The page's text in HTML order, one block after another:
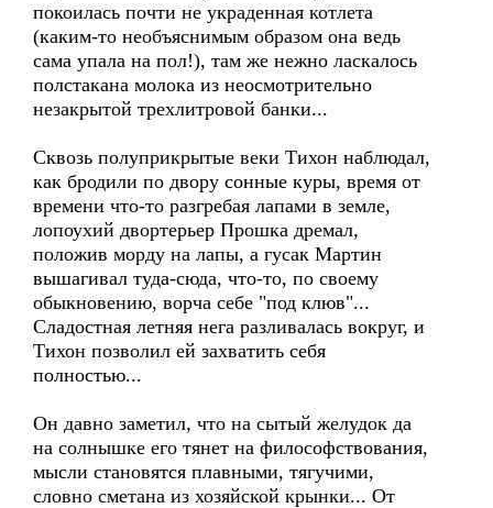
покоилась почти не украденная котлета
(каким-то необъяснимым образом она ведь
сама упала на пол!), там же нежно ласкалось
полстакана молока из неосмотрительно
незакрытой трехлитровой банки...
Сквозь полуприкрытые веки Тихон наблюдал,
как бродили по двору сонные куры, время от
времени что-то разгребая лапами в земле,
лопоухий двортерьер Прошка дремал,
положив морду на лапы, а гусак Мартин
вышагивал туда-сюда, что-то, по своему
обыкновению, ворча себе "под клюв"...
Сладостная летняя нега разливалась вокруг, и
Тихон позволил ей захватить себя
полностью...
Он давно заметил, что на сытый желудок да
на солнышке его тянет на философствования,
мысли становятся плавными, тягучими,
словно сметана из хозяйской крынки... От